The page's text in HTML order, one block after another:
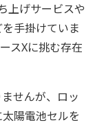
上げサービスや
手掛けていま
スXに挑む存在
せんが、ロッ
陽電池セルを